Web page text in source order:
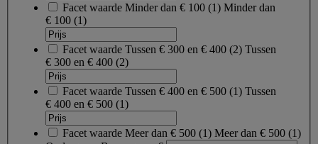
Facet waarde Minder dan € 100 (1) Minder dan
€ 100 (1)
Facet waarde Tussen € 300 en € 400 (2) Tussen
€ 300 en € 400 (2)
Facet waarde Tussen € 400 en € 500 (1) Tussen
€ 400 en € 500 (1)
Facet waarde Meer dan € 500 (1) Meer dan € 500 (1)